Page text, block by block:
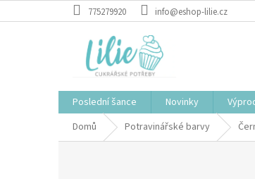
na
775279920 info@eshop-lilie.cz
Poslední šance Novinky
Domů
Potravinářské barvy